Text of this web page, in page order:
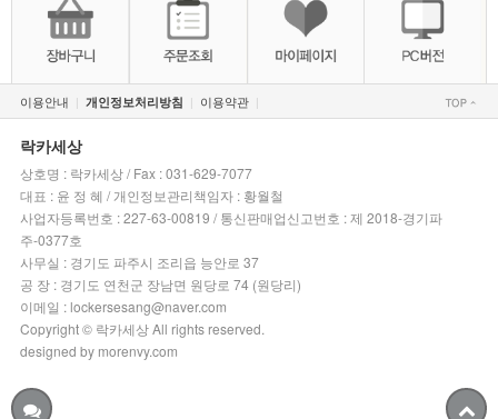
이용안내 | 개인정보처리방침 | 이용약관|
락카세상
상호명 : 락카세상 / Fax : 031-629-7077
대표 : 윤 정 혜 / 개인정보관리책임자 : 황월철
사업자등록번호 : 227-63-00819 / 통신판매업신고번호 : 제 2018-경기파
주-0377호
사무실 : 경기도 파주시 조리읍 능안로 37
공 장 : 경기도 연천군 장남면 원당로 74 (원당리)
이메일 : lockersesang@naver.com
Copyright © 락카세상 All rights reserved.
designed by morenvy.com